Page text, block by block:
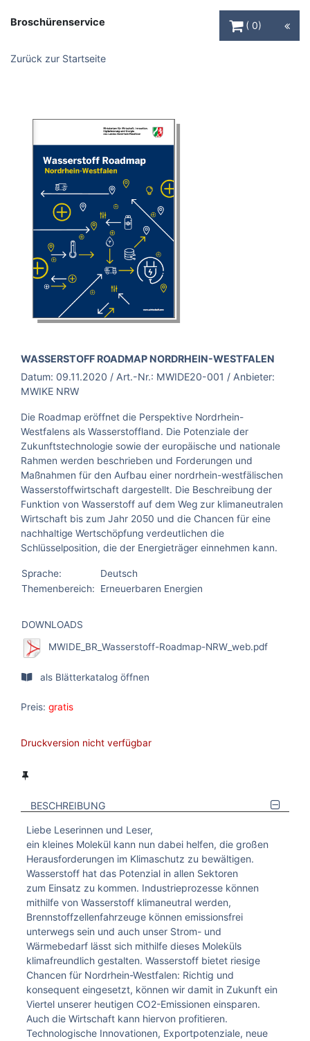
Broschürenservice
0
Zurück zur Startseite
BROSCHÜRE:
WASSERSTOFF ROADMAP NORDRHEIN-WESTFALEN
Datum: 09.11.2020 / Art.-Nr.: MWIDE20-001 / Anbieter:
MWIKE NRW
Die Roadmap eröffnet die Perspektive Nordrhein-
Westfalens als Wasserstoffland. Die Potenziale der
Zukunftstechnologie sowie der europäische und nationale
Rahmen werden beschrieben und Forderungen und
Maßnahmen für den Aufbau einer nordrhein-westfälischen
Wasserstoffwirtschaft dargestellt. Die Beschreibung der
Funktion von Wasserstoff auf dem Weg zur klimaneutralen
Wirtschaft bis zum Jahr 2050 und die Chancen für eine
nachhaltige Wertschöpfung verdeutlichen die
Schlüsselposition, die der Energieträger einnehmen kann.
Sprache:
Deutsch
Themenbereich:
Erneuerbaren Energien
DOWNLOADS
MWIDE_BR_Wasserstoff-Roadmap-NRW_web.pdf
als Blätterkatalog öffnen
Preis: gratis
Druckversion nicht verfügbar
BESCHREIBUNG
Liebe Leserinnen und Leser,
ein kleines Molekül kann nun dabei helfen, die großen
Herausforderungen im Klimaschutz zu bewältigen.
Wasserstoff hat das Potenzial in allen Sektoren
zum Einsatz zu kommen. Industrieprozesse können
mithilfe von Wasserstoff klimaneutral werden,
Brennstoffzellenfahrzeuge können emissionsfrei
unterwegs sein und auch unser Strom- und
Wärmebedarf lässt sich mithilfe dieses Moleküls
klimafreundlich gestalten. Wasserstoff bietet riesige
Chancen für Nordrhein-Westfalen: Richtig und
konsequent eingesetzt, können wir damit in Zukunft ein
Viertel unserer heutigen CO2-Emissionen einsparen.
Auch die Wirtschaft kann hiervon profitieren.
Technologische Innovationen, Exportpotenziale, neue